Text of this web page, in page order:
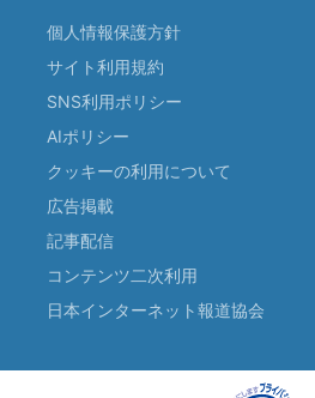
個人情報保護方針
サイト利用規約
SNS利用ポリシー
AIポリシー
クッキーの利用について
広告掲載
記事配信
コンテンツ二次利用
日本インターネット報道協会